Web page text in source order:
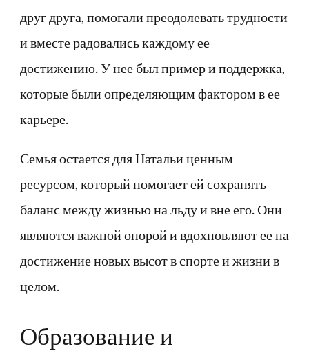
друг друга, помогали преодолевать трудности
и вместе радовались каждому ее
достижению. У нее был пример и поддержка,
которые были определяющим фактором в ее
карьере.
Семья остается для Натальи ценным
ресурсом, который помогает ей сохранять
баланс между жизнью на льду и вне его. Они
являются важной опорой и вдохновляют ее на
достижение новых высот в спорте и жизни в
целом.
Образование и